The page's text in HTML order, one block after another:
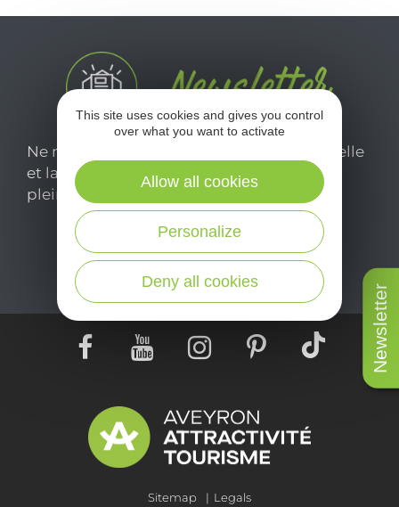
Newsletter
Ne manquez pas notre newsletter mensuelle
et laissez-vous inspirer pour profiter
pleinement de votre séjour en Aveyron.
Je m'abonne ici
Sitemap Legals
This site uses cookies and gives you control
over what you want to activate
Deny all cookies
Personalize
Allow all cookies